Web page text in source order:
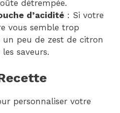
détrempée.
d’acidité : Si votre
vous semble trop
un peu de zest de citron
saveurs.
personnaliser votre